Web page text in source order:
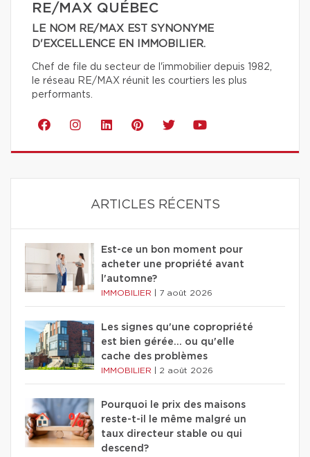
RE/MAX QUÉBEC
LE NOM RE/MAX EST SYNONYME
D'EXCELLENCE EN IMMOBILIER.
Chef de file du secteur de l'immobilier depuis 1982,
le réseau RE/MAX réunit les courtiers les plus
performants.
ARTICLES RÉCENTS
Est-ce un bon moment pour
acheter une propriété avant
l'automne?
IMMOBILIER 7 août 2026
Les signes qu'une copropriété
est bien gérée… ou qu'elle
cache des problèmes
IMMOBILIER 2 août 2026
Pourquoi le prix des maisons
reste-t-il le même malgré un
taux directeur stable ou qui
descend?